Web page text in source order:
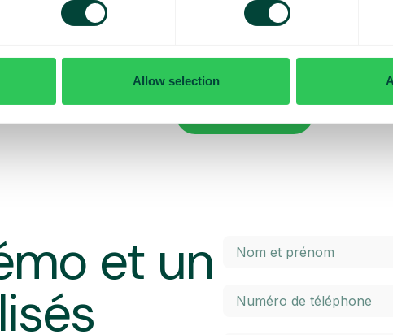
Allow selection
vos coûts quotidiens
prédéterminé. Une fois
SMS et avez la possibilité
Questions et
Vous voulez en savoir plus sur le
penser lorsque vous voyagez ? Dans
l’itinérance à l’intérieur et à l’extérieur
élevés. Cliquez sur le bouton ci-
et un